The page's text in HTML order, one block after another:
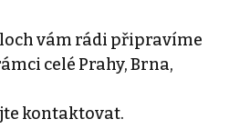
vám rádi připravíme
celé Prahy, Brna,
kontaktovat.